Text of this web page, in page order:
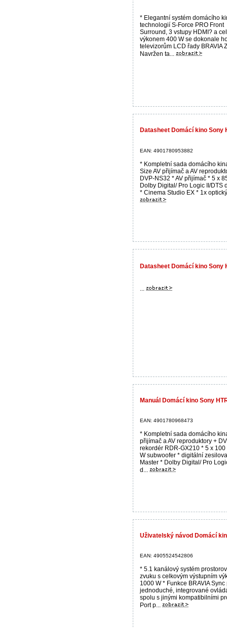
* Elegantní systém domácího
technologií S-Force PRO Front
Surround, 3 vstupy HDMI? a
výkonem 400 W se dokonale
televizorům LCD řady BRAVIA
Navržen ta...
Datasheet Domácí kino Sony
EAN: 4901780953882
* Kompletní sada domácího
Size AV přijímač a AV
DVP-NS32 * AV přijímač * 5 x
Dolby Digital/ Pro Logic II/DTS
* Cinema Studio EX * 1x
Datasheet Domácí kino Sony
...
Manuál Domácí kino Sony
EAN: 4901780968473
* Kompletní sada domácího
přijímač a AV reproduktory +
rekordér RDR-GX210 * 5 x 100
W subwoofer * digitální
Master * Dolby Digital/ Pro
d...
Uživatelský návod Domácí
EAN: 4905524542806
* 5.1 kanálový systém
zvuku s celkovým výstupním
1000 W * Funkce BRAVIA Sync
jednoduché, integrované
spolu s jinými kompatibilními
Port p...